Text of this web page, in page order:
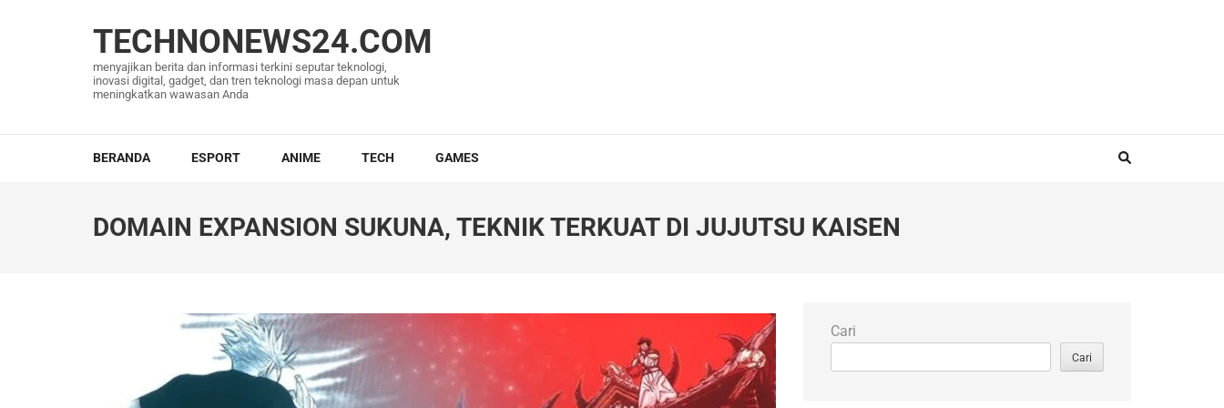
TECHNONEWS24.COM
menyajikan berita dan informasi terkini seputar teknologi,
inovasi digital, gadget, dan tren teknologi masa depan untuk
meningkatkan wawasan Anda
BERANDA ESPORT ANIME TECH GAMES
DOMAIN EXPANSION SUKUNA, TEKNIK TERKUAT DI JUJUTSU KAISEN
Cari
Cari